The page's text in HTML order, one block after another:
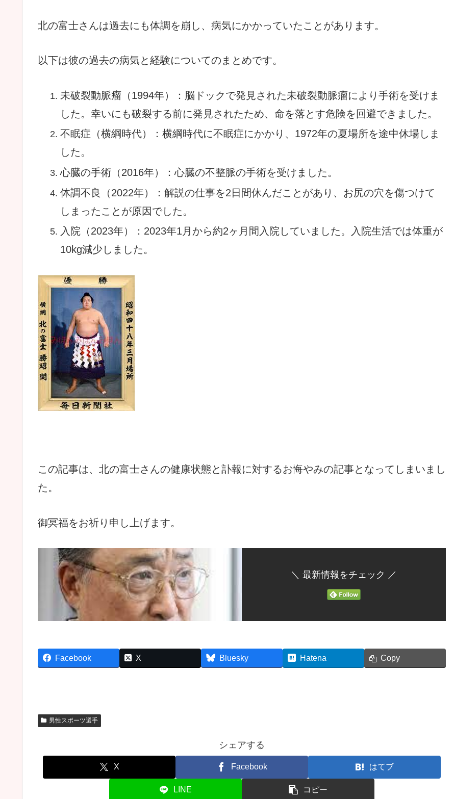
北の富士さんは過去にも体調を崩し、病気にかかっていたことがあります。
以下は彼の過去の病気と経験についてのまとめです。
未破裂動脈瘤（1994年）：脳ドックで発見された未破裂動脈瘤により手術を受けま
した。幸いにも破裂する前に発見されたため、命を落とす危険を回避できました。
不眠症（横綱時代）：横綱時代に不眠症にかかり、 1972年の夏場所を途中休場しま
した。
心臓の手術（2016年）：心臓の不整脈の手術を受けました。
体調不良（2022年）：解説の仕事を2日間休んだことがあり、お尻の穴を傷つけて
しまったことが原因でした。
入院（2023年）： 2023年1 月から約2ヶ月間入院していました。入院生活では体重が
10kg減少しました。
この記事は、北の富士さんの健康状態と訃報に対するお悔やみの記事となってしまいまし
た。
御冥福をお祈り申し上げます。
＼ 最新情報をチェック ／
Facebook X Bluesky Hatena Copy
男性スポーツ選手
シェアする
X Facebook はてブ
LINE コピー